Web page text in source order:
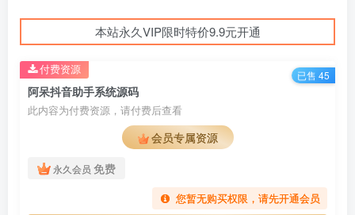
本站永久VIP限时特价9.9元开通
阿呆抖音助手系统源码
此内容为付费资源，请付费后查看
会员专属资源
永久会员 免费
您暂无购买权限，请先开通会员
付费资源 已售 45